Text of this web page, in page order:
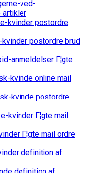
ved-
artikler
kvinder postordre
postordre brud
anmeldelser Г¦gte
kvinde online mail
kvinde postordre
kvinder Г¦gte mail
Г¦gte mail ordre
definition af